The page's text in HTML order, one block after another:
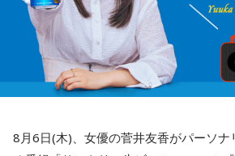
8月6日(木)、女優の菅井友香がパーソナ